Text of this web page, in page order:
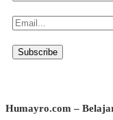
Humayro.com –